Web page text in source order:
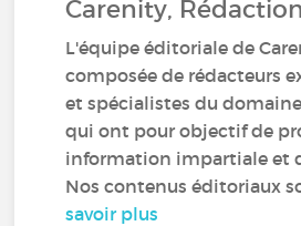
Carenity, Rédaction
L'équipe éditoriale de
composée de rédacteurs
et spécialistes du
qui ont pour objectif de
information impartiale et
Nos contenus éditoriaux
savoir plus